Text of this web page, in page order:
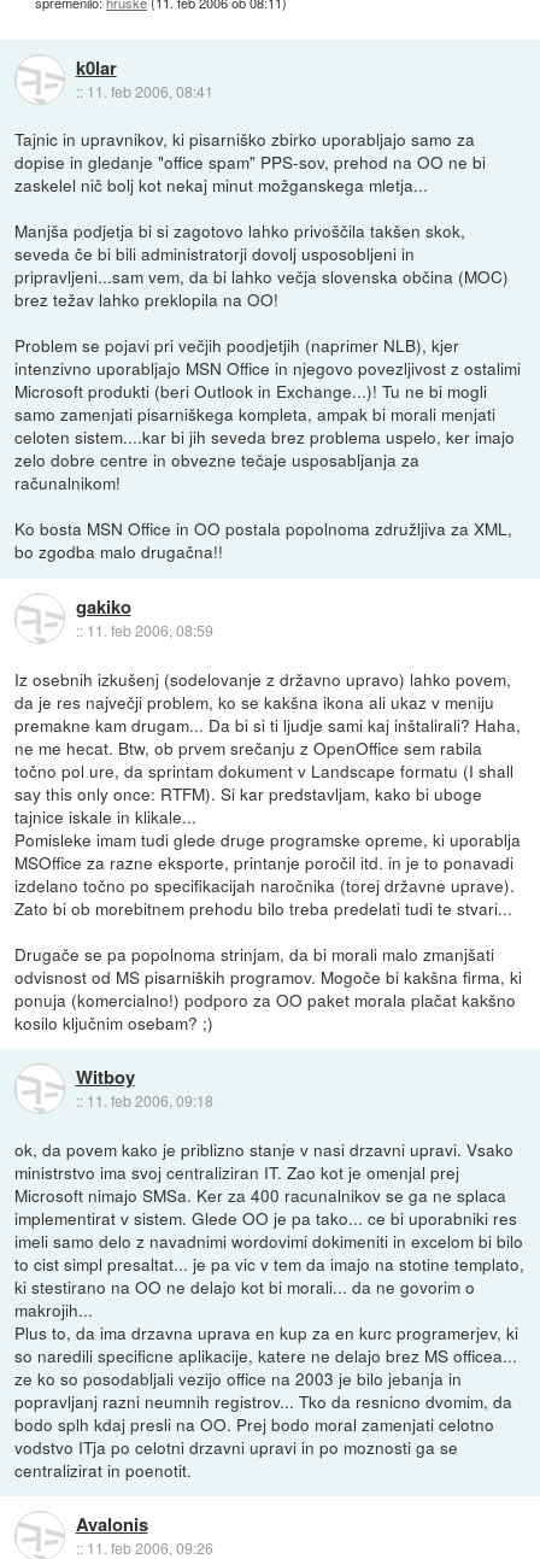
k0lar
:: 11. feb 2006, 08:41
Tajnic in upravnikov, ki pisarniško zbirko uporabljajo samo za
dopise in gledanje "office spam" PPS-sov, prehod na OO ne bi
zaskelel nič bolj kot nekaj minut možganskega mletja...
Manjša podjetja bi si zagotovo lahko privoščila takšen skok,
seveda če bi bili administratorji dovolj usposobljeni in
pripravljeni...sam vem, da bi lahko večja slovenska občina (MOC)
brez težav lahko preklopila na OO!
Problem se pojavi pri večjih poodjetjih (naprimer NLB), kjer
intenzivno uporabljajo MSN Office in njegovo povezljivost z ostalimi
Microsoft produkti (beri Outlook in Exchange...)! Tu ne bi mogli
samo zamenjati pisarniškega kompleta, ampak bi morali menjati
celoten sistem....kar bi jih seveda brez problema uspelo, ker imajo
zelo dobre centre in obvezne tečaje usposabljanja za
računalnikom!
Ko bosta MSN Office in OO postala popolnoma združljiva za XML,
bo zgodba malo drugačna!!
gakiko
:: 11. feb 2006, 08:59
Iz osebnih izkušenj (sodelovanje z državno upravo) lahko povem,
da je res največji problem, ko se kakšna ikona ali ukaz v meniju
premakne kam drugam... Da bi si ti ljudje sami kaj inštalirali? Haha,
ne me hecat. Btw, ob prvem srečanju z OpenOffice sem rabila
točno pol ure, da sprintam dokument v Landscape formatu (I shall
say this only once: RTFM). Si kar predstavljam, kako bi uboge
tajnice iskale in klikale...
Pomisleke imam tudi glede druge programske opreme, ki uporablja
MSOffice za razne eksporte, printanje poročil itd. in je to ponavadi
izdelano točno po specifikacijah naročnika (torej državne uprave).
Zato bi ob morebitnem prehodu bilo treba predelati tudi te stvari...
Drugače se pa popolnoma strinjam, da bi morali malo zmanjšati
odvisnost od MS pisarniških programov. Mogoče bi kakšna firma, ki
ponuja (komercialno!) podporo za OO paket morala plačat kakšno
kosilo ključnim osebam? ;)
Witboy
:: 11. feb 2006, 09:18
ok, da povem kako je priblizno stanje v nasi drzavni upravi. Vsako
ministrstvo ima svoj centraliziran IT. Zao kot je omenjal prej
Microsoft nimajo SMSa. Ker za 400 racunalnikov se ga ne splaca
implementirat v sistem. Glede OO je pa tako... ce bi uporabniki res
imeli samo delo z navadnimi wordovimi dokimeniti in excelom bi bilo
to cist simpl presaltat... je pa vic v tem da imajo na stotine templato,
ki stestirano na OO ne delajo kot bi morali... da ne govorim o
makrojih...
Plus to, da ima drzavna uprava en kup za en kurc programerjev, ki
so naredili specificne aplikacije, katere ne delajo brez MS officea...
ze ko so posodabljali vezijo office na 2003 je bilo jebanja in
popravljanj razni neumnih registrov... Tko da resnicno dvomim, da
bodo splh kdaj presli na OO. Prej bodo moral zamenjati celotno
vodstvo ITja po celotni drzavni upravi in po moznosti ga se
centralizirat in poenotit.
Avalonis
:: 11. feb 2006, 09:26